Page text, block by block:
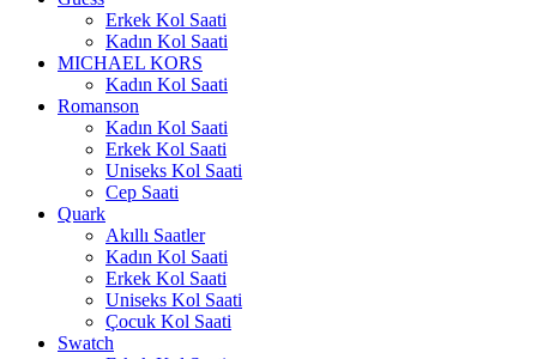
Erkek Kol Saati
Kadın Kol Saati
MICHAEL KORS
Kadın Kol Saati
Romanson
Kadın Kol Saati
Erkek Kol Saati
Uniseks Kol Saati
Cep Saati
Quark
Akıllı Saatler
Kadın Kol Saati
Erkek Kol Saati
Uniseks Kol Saati
Çocuk Kol Saati
Swatch